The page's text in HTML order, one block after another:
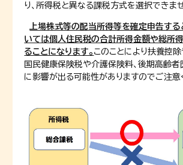
り、所得税と異なる課税方式を選択できませ
上場株式等の配当所得等を確定申告する
いては個人住民税の合計所得金額や総所
ることになります。 このことにより扶養控除
国民健康保険税や介護保険料、後期高齢
に影響が出る可能性がありますのでご注意